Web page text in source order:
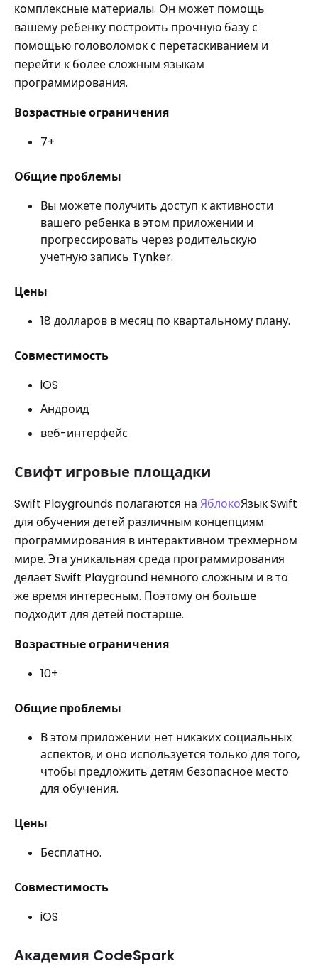
комплексные материалы. Он может помощь
вашему ребенку построить прочную базу с
помощью головоломок с перетаскиванием и
перейти к более сложным языкам
программирования.
Возрастные ограничения
7+
Общие проблемы
Вы можете получить доступ к активности
вашего ребенка в этом приложении и
прогрессировать через родительскую
учетную запись Tynker.
Цены
18 долларов в месяц по квартальному плану.
Совместимость
iOS
Андроид
веб-интерфейс
Свифт игровые площадки
Swift Playgrounds полагаются на ЯблокоЯзык Swift
для обучения детей различным концепциям
программирования в интерактивном трехмерном
мире. Эта уникальная среда программирования
делает Swift Playground немного сложным и в то
же время интересным. Поэтому он больше
подходит для детей постарше.
Возрастные ограничения
10+
Общие проблемы
В этом приложении нет никаких социальных
аспектов, и оно используется только для того,
чтобы предложить детям безопасное место
для обучения.
Цены
Бесплатно.
Совместимость
iOS
Академия CodeSpark